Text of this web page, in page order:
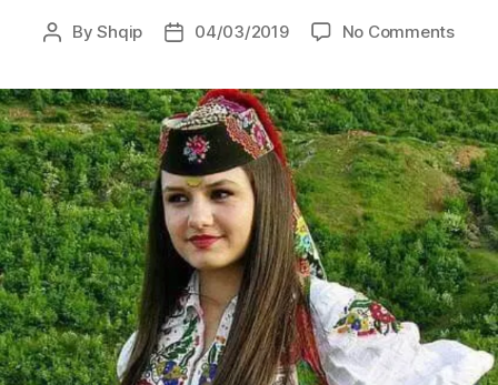
PostByShqip
Post04/03/2019 No Commentson
e
malit
te